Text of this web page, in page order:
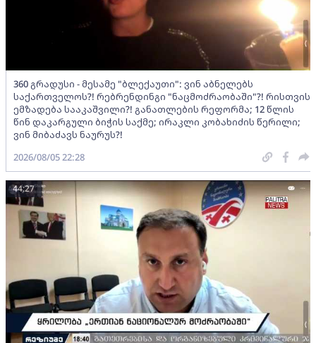
360 გრადუსი - მესამე "ბლექაუთი": ვინ აბნელებს
საქართველოს?! რებრენდინგი "ნაცმოძრაობაში"?! რისთვის
ემზადება სააკაშვილი?! განათლების რეფორმა; 12 წლის
წინ დაკარგული ბიჭის საქმე; ირაკლი კობახიძის წერილი;
ვინ მიბაძავს ნაურუს?!
2026/08/05 22:28
44:27